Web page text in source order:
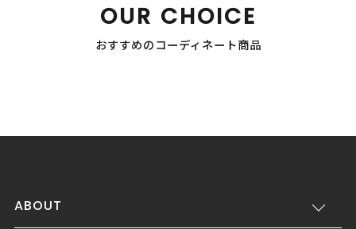
OUR CHOICE
おすすめのコーディネート商品
ABOUT